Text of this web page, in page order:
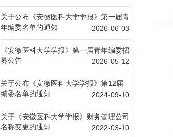
关于公布《安徽医科大学学报》第一届青
年编委名单的通知
2026-06-03
《安徽医科大学学报》第一届青年编委招
募公告
2026-05-12
关于公布《安徽医科大学学报》第12届
编委名单的通知
2024-09-10
关于《安徽医科大学学报》财务管理公司
名称变更的通知
2022-03-10